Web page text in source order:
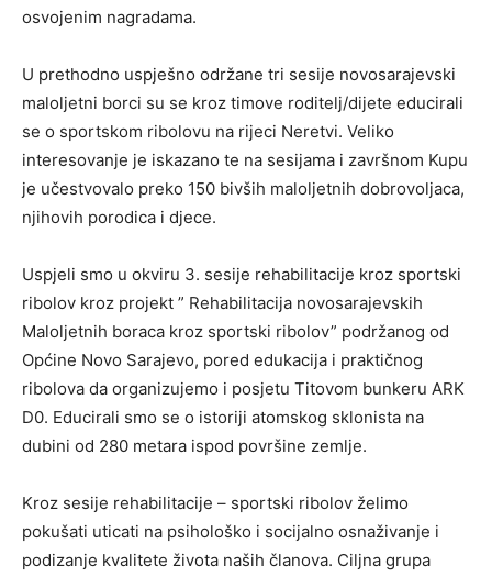
osvojenim nagradama.
U prethodno uspješno održane tri sesije novosarajevski
maloljetni borci su se kroz timove roditelj/dijete educirali
se o sportskom ribolovu na rijeci Neretvi. Veliko
interesovanje je iskazano te na sesijama i završnom Kupu
je učestvovalo preko 150 bivših maloljetnih dobrovoljaca,
njihovih porodica i djece.
Uspjeli smo u okviru 3. sesije rehabilitacije kroz sportski
ribolov kroz projekt ” Rehabilitacija novosarajevskih
Maloljetnih boraca kroz sportski ribolov” podržanog od
Općine Novo Sarajevo, pored edukacija i praktičnog
ribolova da organizujemo i posjetu Titovom bunkeru ARK
D0. Educirali smo se o istoriji atomskog sklonista na
dubini od 280 metara ispod površine zemlje.
Kroz sesije rehabilitacije – sportski ribolov želimo
pokušati uticati na psihološko i socijalno osnaživanje i
podizanje kvalitete života naših članova. Ciljna grupa